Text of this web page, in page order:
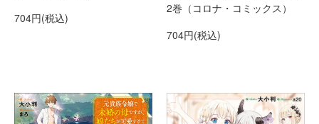
704円(税込)
2巻（コロナ・コミックス）
704円(税込)